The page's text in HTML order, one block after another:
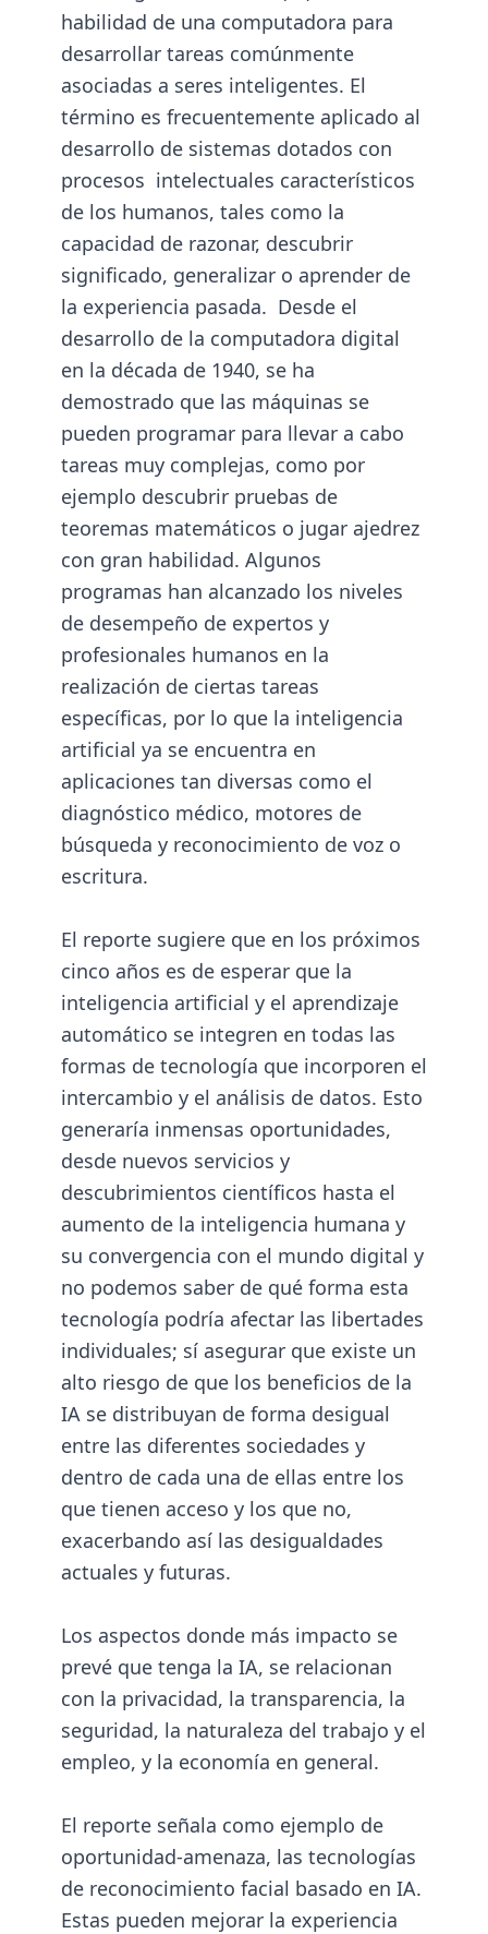
habilidad de una computadora para
desarrollar tareas comúnmente
asociadas a seres inteligentes. El
término es frecuentemente aplicado al
desarrollo de sistemas dotados con
procesos intelectuales característicos
de los humanos, tales como la
capacidad de razonar, descubrir
significado, generalizar o aprender de
la experiencia pasada. Desde el
desarrollo de la computadora digital
en la década de 1940, se ha
demostrado que las máquinas se
pueden programar para llevar a cabo
tareas muy complejas, como por
ejemplo descubrir pruebas de
teoremas matemáticos o jugar ajedrez
con gran habilidad. Algunos
programas han alcanzado los niveles
de desempeño de expertos y
profesionales humanos en la
realización de ciertas tareas
específicas, por lo que la inteligencia
artificial ya se encuentra en
aplicaciones tan diversas como el
diagnóstico médico, motores de
búsqueda y reconocimiento de voz o
escritura.
El reporte sugiere que en los próximos
cinco años es de esperar que la
inteligencia artificial y el aprendizaje
automático se integren en todas las
formas de tecnología que incorporen el
intercambio y el análisis de datos. Esto
generaría inmensas oportunidades,
desde nuevos servicios y
descubrimientos científicos hasta el
aumento de la inteligencia humana y
su convergencia con el mundo digital y
no podemos saber de qué forma esta
tecnología podría afectar las libertades
individuales; sí asegurar que existe un
alto riesgo de que los beneficios de la
IA se distribuyan de forma desigual
entre las diferentes sociedades y
dentro de cada una de ellas entre los
que tienen acceso y los que no,
exacerbando así las desigualdades
actuales y futuras.
Los aspectos donde más impacto se
prevé que tenga la IA, se relacionan
con la privacidad, la transparencia, la
seguridad, la naturaleza del trabajo y el
empleo, y la economía en general.
El reporte señala como ejemplo de
oportunidad-amenaza, las tecnologías
de reconocimiento facial basado en IA.
Estas pueden mejorar la experiencia